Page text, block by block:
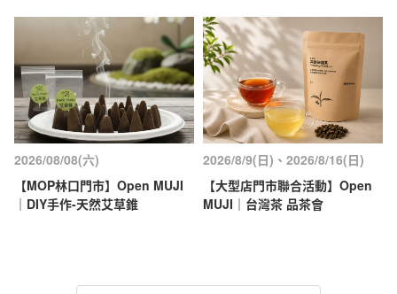
2026/08/08(六)
【MOP林口門市】Open MUJI
｜DIY手作-天然艾草錐
2026/8/9(日)、2026/8/16(日)
【大型店門市聯合活動】Open
MUJI｜台灣茶 品茶會